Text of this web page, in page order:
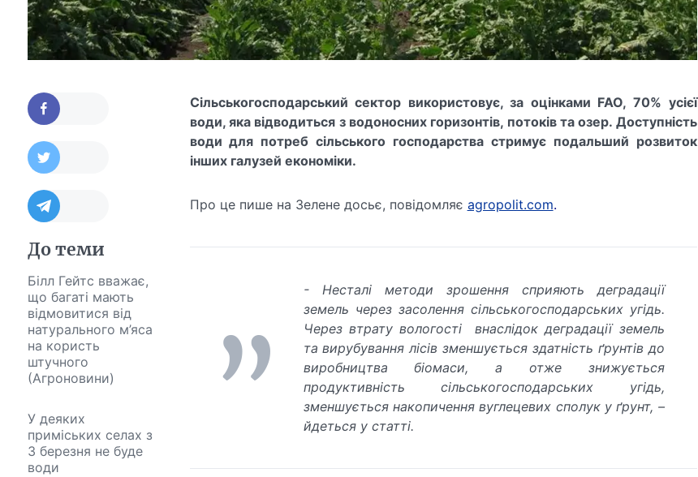
До теми
Білл Гейтс вважає,
що багаті мають
відмовитися від
натурального м’яса
на користь
штучного
(Агроновини)
У деяких
приміських селах з
3 березня не буде
води
Сільськогосподарський сектор використовує, за оцінками FAO, 70% усієї
води, яка відводиться з водоносних горизонтів, потоків та озер. Доступність
води для потреб сільського господарства стримує подальший розвиток
інших галузей економіки.
Про це пише на Зелене досьє, повідомляє agropolit.com.
- Несталі методи зрошення сприяють деградації
земель через засолення сільськогосподарських угідь.
Через втрату вологості внаслідок деградації земель
та вирубування лісів зменшується здатність ґрунтів до
виробництва біомаси, а отже знижується
продуктивність сільськогосподарських угідь,
зменшується накопичення вуглецевих сполук у ґрунт, –
йдеться у статті.